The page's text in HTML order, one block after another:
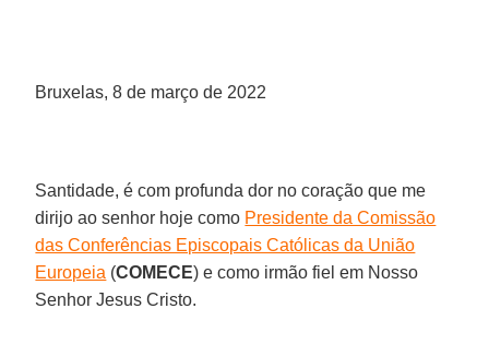
Bruxelas, 8 de março de 2022
Santidade, é com profunda dor no coração que me
dirijo ao senhor hoje como Presidente da Comissão
das Conferências Episcopais Católicas da União
Europeia (COMECE) e como irmão fiel em Nosso
Senhor Jesus Cristo.